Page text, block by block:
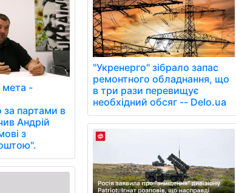
мета -
за партами в
Андрій
з
"Укренерго" зібрало запас
ремонтного обладнання, що
в три рази перевищує
необхідний обсяг -- Delo.ua